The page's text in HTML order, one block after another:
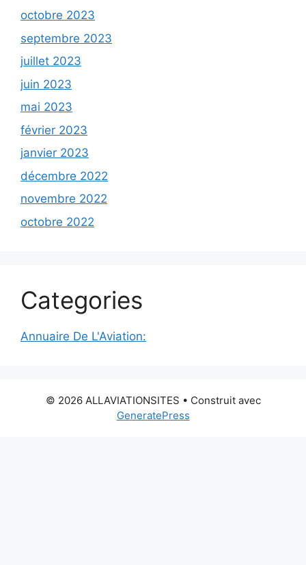
octobre 2023
septembre 2023
juillet 2023
juin 2023
mai 2023
février 2023
janvier 2023
décembre 2022
novembre 2022
octobre 2022
Categories
Annuaire De L'Aviation:
© 2026 ALLAVIATIONSITES • Construit avec
GeneratePress